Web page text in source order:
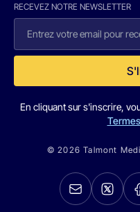
RECEVEZ NOTRE NEWSLETTER
En cliquant sur s'inscrire,
© 2026 Talmont